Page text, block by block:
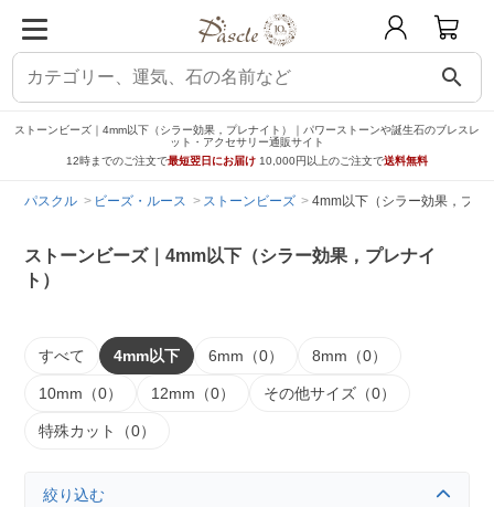
search
ストーンビーズ｜4mm以下（シラー効果，プレナイト）｜パワーストーンや誕生石のブレスレ
ット・アクセサリー通販サイト
12時までのご注文で最短翌日にお届け 10,000円以上のご注文で送料無料
パスクル ビーズ・ルース ストーンビーズ 4mm以下（シラー効果，プレ
ストーンビーズ｜4mm以下（シラー効果，プレナイ
ト）
すべて 4mm以下 6mm（0） 8mm（0）
10mm（0） 12mm（0） その他サイズ（0）
特殊カット（0）
絞り込む